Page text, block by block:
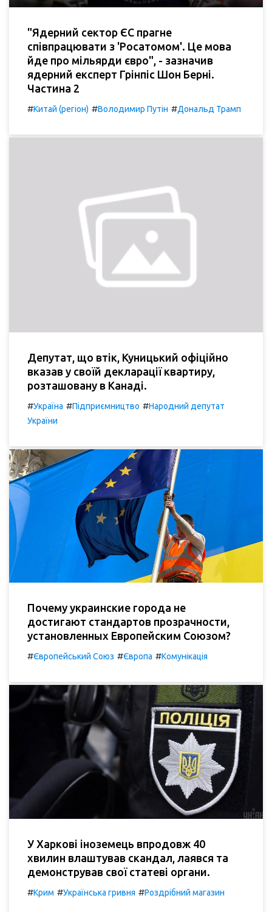
"Ядерний сектор ЄС прагне
співпрацювати з 'Росатомом'. Це мова
йде про мільярди євро", - зазначив
ядерний експерт Грінпіс Шон Берні.
Частина 2
#Китай (регіон) #Володимир Путін #Дональд Трамп
Депутат, що втік, Куницький офіційно
вказав у своїй декларації квартиру,
розташовану в Канаді.
#Україна #Підприємництво #Народний депутат
України
Почему украинские города не
достигают стандартов прозрачности,
установленных Европейским Союзом?
#Європейський Союз #Європа #Комунікація
У Харкові іноземець впродовж 40
хвилин влаштував скандал, лаявся та
демонстрував свої статеві органи.
#Крим #Українська гривня #Роздрібний магазин